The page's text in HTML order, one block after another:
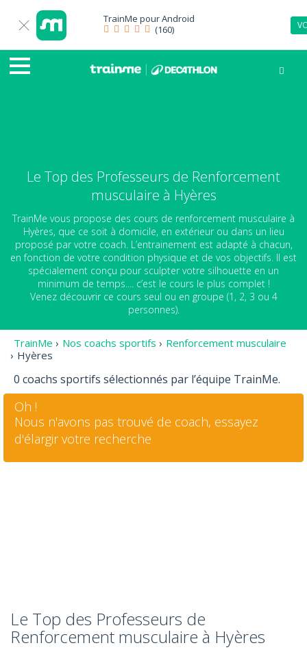
TrainMe pourAndroid
(160)
Le Top des Professeurs de Renforcement
musculaire à Hyères
TrainMe vous propose des cours de renforcement musculaire à
Hyères, que ce soit à domicile, en extérieur ou dans un lieu
proposé par votre coach. L’entrainement est adapté à chacun,
en fonction de votre condition physique et de vos objectifs. Il est
spécialement conçu pour sculpter votre silhouette en un
minimum de temps.... c’est le cours le plus complet !
Venez découvrir ce cours seul ou en groupe (1, 2, 3 ou 4
personnes).
TrainMe › Nos coachs sportifs › Renforcement musculaire
› Hyères
0 coachs sportifs sélectionnés par l’équipe TrainMe.
Oh !
Nous n'avons pas trouvé de coach, essayez
d'élargir votre recherche
Le Top des Professeurs de
Renforcement musculaire à Hyères